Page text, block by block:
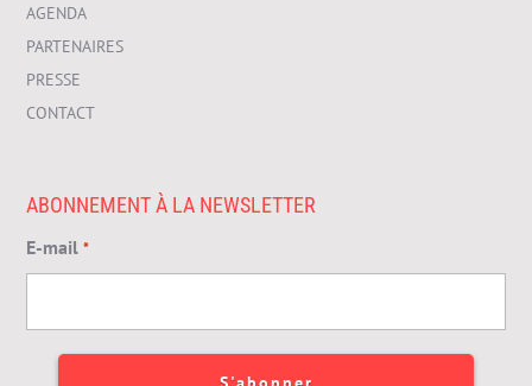
AGENDA
PARTENAIRES
PRESSE
CONTACT
ABONNEMENT À LA NEWSLETTER
E-mail *